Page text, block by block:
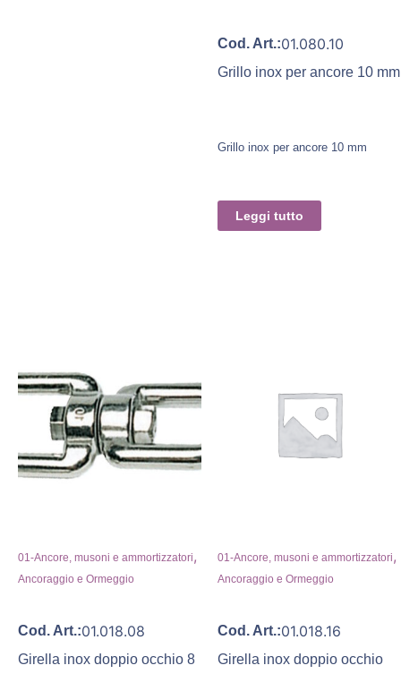
Cod. Art.:01.080.10
Grillo inox per ancore 10 mm
Grillo inox per ancore 10 mm
Leggi tutto
01-Ancore, musoni e ammortizzatori,
Ancoraggio e Ormeggio
Cod. Art.:01.018.08
Girella inox doppio occhio 8
01-Ancore, musoni e ammortizzatori,
Ancoraggio e Ormeggio
Cod. Art.:01.018.16
Girella inox doppio occhio